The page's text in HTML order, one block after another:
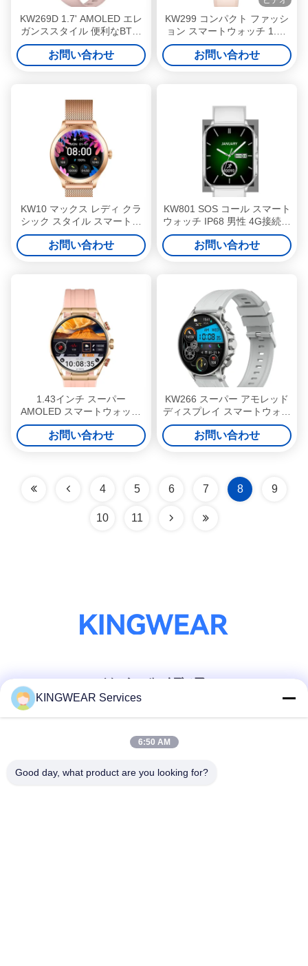
KW269D 1.7' AMOLED エレ
ガンススタイル 便利なBTコ
ール スマートウォッチ
210mAhバッテリーとピンク
お問い合わせ
KW299 コンパクト ファッシ
ョン スマートウォッチ 1.75
インチ エレガンススタイル
精巧なスタイリッシュシリー
ズ AB5691G チップセットと
お問い合わせ
KW10 マックス レディ クラ
シック スタイル スマートウ
ォッチ 1.3 インチ 女性健康
スマートウォッチ 防水
お問い合わせ
KW801 SOS コール スマート
ウォッチ IP68 男性 4G接続の
スタイリッシュなスマートウ
ォッチ
お問い合わせ
1.43インチ スーパー
AMOLED スマートウォッチ
丸い形 スマートウォッチ 呼
び出し
お問い合わせ
KW266 スーパー アモレッド
ディスプレイ スマートウォッ
チ スリームモニタリング ス
マートウォッチ スーパー ア
モレッド
お問い合わせ
4 5 6 7 8 9
10 11
ソーシャル メディア
迅速な連絡
テレ
KINGWEAR Services
6:50 AM
Good day, what product are you looking for?